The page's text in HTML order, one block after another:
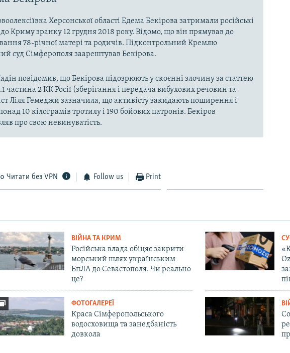
Херсонської області Едема Бекірова затримали російські
Криму зранку 12 грудня 2018 року. Відомо, що він прямував до
78-річної матері та родичів. Підконтрольний Кремлю
суд Сімферополя заарештував Бекірова.
повідомив, що Бекірова підозрюють у скоєнні злочину за статтею
частина 2 КК Росії (зберігання і передача вибухових речовин та
Ліля Гемеджи зазначила, що активісту закидають поширення і
10 кілограмів тротилу і 190 бойових патронів. Бекіров
про свою невинуватість.
Читати без VPN Follow us Print
ВІЙНА ТА КРИМ
Російська влада обіцяє закрити
морський шлях українським
БпЛА до Севастополя. Чи реально
це?
ФОТОГАЛЕРЕЇ
Краса Сімферопольського
водосховища та занедбаність
довкола